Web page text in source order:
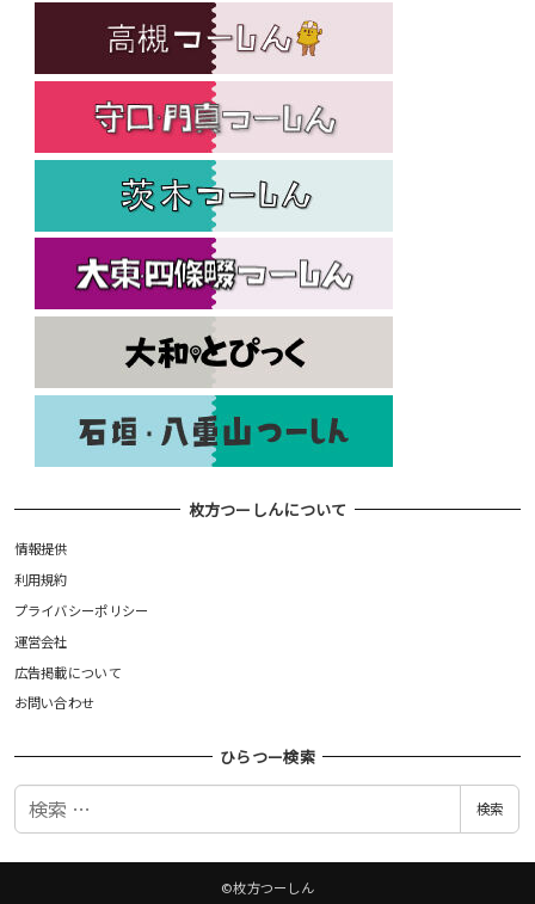
枚方つーしんについて
情報提供
利用規約
プライバシーポリシー
運営会社
広告掲載について
お問い合わせ
ひらつー検索
検
検索
©枚方つーしん